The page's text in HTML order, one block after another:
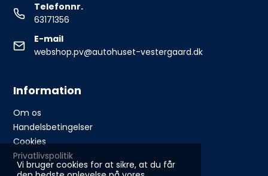
Vi bruger cookies for at sikre, at du får
Telefonnr.
63171356
E-mail
webshop.pv@autohuset-vestergaard.dk
Information
Om os
Handelsbetingelser
Cookies
Privatlivspolitik